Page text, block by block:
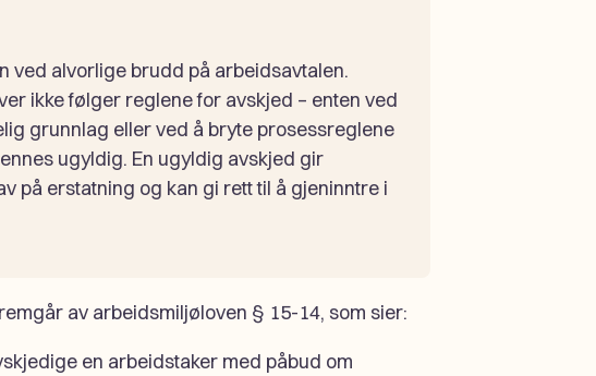
ved alvorlige brudd på arbeidsavtalen.
ikke følger reglene for avskjed – enten ved
grunnlag eller ved å bryte prosessreglene
ugyldig. En ugyldig avskjed gir
på erstatning og kan gi rett til å gjeninntre i
av arbeidsmiljøloven § 15-14, som sier:
en arbeidstaker med påbud om